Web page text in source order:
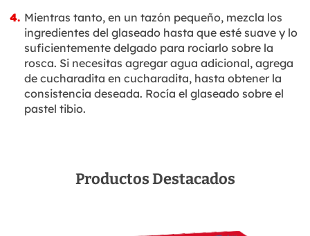
Mientras tanto, en un tazón pequeño, mezcla los
ingredientes del glaseado hasta que esté suave y lo
suficientemente delgado para rociarlo sobre la
rosca. Si necesitas agregar agua adicional, agrega
de cucharadita en cucharadita, hasta obtener la
consistencia deseada. Rocía el glaseado sobre el
pastel tibio.
Productos Destacados